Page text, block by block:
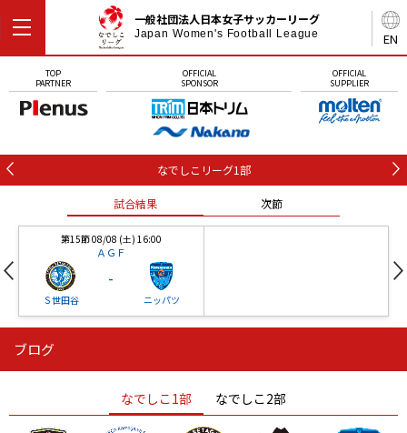
EN
一般社団法人日本女子サッカーリーグ
Japan Women's Football League
TOP
PARTNER
OFFICIAL
SPONSOR
OFFICIAL
SUPPLIER
なでしこリーグ1部
試合結果 次節
第15節 08/08 (土) 16:00
ＡＧＦ
Ｓ世田谷
-
ニッパツ
ニッパツ
ニッパツ 名古屋
石人の星
静岡 愛媛Ｌ
ブログ
なでしこ1部 なでしこ2部